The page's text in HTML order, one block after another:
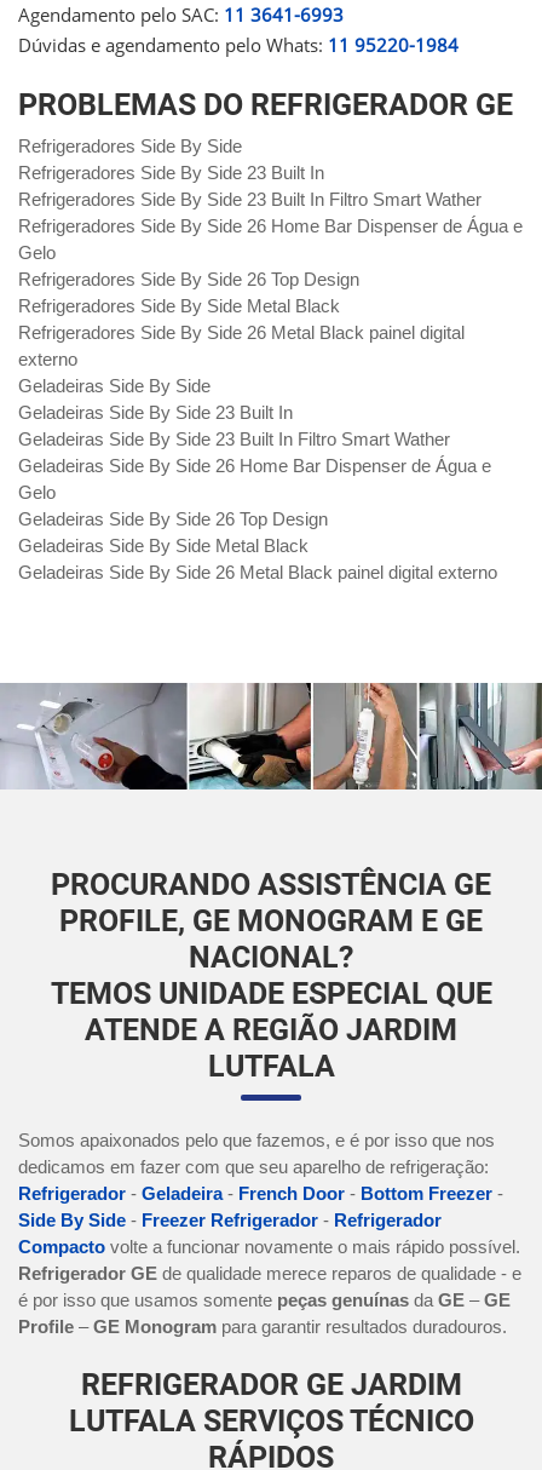
Agendamento pelo SAC: 11 3641-6993
Dúvidas e agendamento pelo Whats: 11 95220-1984
PROBLEMAS DO REFRIGERADOR GE
Refrigeradores Side By Side
Refrigeradores Side By Side 23 Built In
Refrigeradores Side By Side 23 Built In Filtro Smart Wather
Refrigeradores Side By Side 26 Home Bar Dispenser de Água e
Gelo
Refrigeradores Side By Side 26 Top Design
Refrigeradores Side By Side Metal Black
Refrigeradores Side By Side 26 Metal Black painel digital
externo
Geladeiras Side By Side
Geladeiras Side By Side 23 Built In
Geladeiras Side By Side 23 Built In Filtro Smart Wather
Geladeiras Side By Side 26 Home Bar Dispenser de Água e
Gelo
Geladeiras Side By Side 26 Top Design
Geladeiras Side By Side Metal Black
Geladeiras Side By Side 26 Metal Black painel digital externo
PROCURANDO ASSISTÊNCIA GE
PROFILE, GE MONOGRAM E GE
NACIONAL?
TEMOS UNIDADE ESPECIAL QUE
ATENDE A REGIÃO JARDIM
LUTFALA
Somos apaixonados pelo que fazemos, e é por isso que nos
dedicamos em fazer com que seu aparelho de refrigeração:
Refrigerador - Geladeira- French Door - Bottom Freezer -
Side By Side - Freezer Refrigerador - Refrigerador
Compacto volte a funcionar novamente o mais rápido possível.
Refrigerador GE de qualidade merece reparos de qualidade - e
é por isso que usamos somente peças genuínas da GE –GE
Profile –GE Monogram para garantir resultados duradouros.
REFRIGERADOR GE JARDIM
LUTFALA SERVIÇOS TÉCNICO
RÁPIDOS